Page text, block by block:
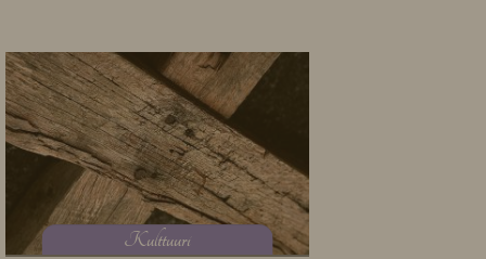
Kulttuuri